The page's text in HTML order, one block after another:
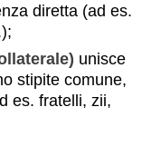
diretta (ad es.
unisce
stipite comune,
es. fratelli, zii,